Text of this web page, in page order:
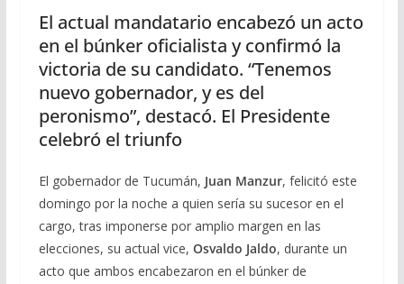
El actual mandatario encabezó un acto
en el búnker oficialista y confirmó la
victoria de su candidato. “Tenemos
nuevo gobernador, y es del
peronismo”, destacó. El Presidente
celebró el triunfo
El gobernador de Tucumán, Juan Manzur, felicitó este
domingo por la noche a quien sería su sucesor en el
cargo, tras imponerse por amplio margen en las
elecciones, su actual vice, Osvaldo Jaldo, durante un
acto que ambos encabezaron en el búnker de